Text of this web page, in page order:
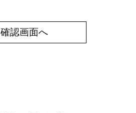
確認画面へ